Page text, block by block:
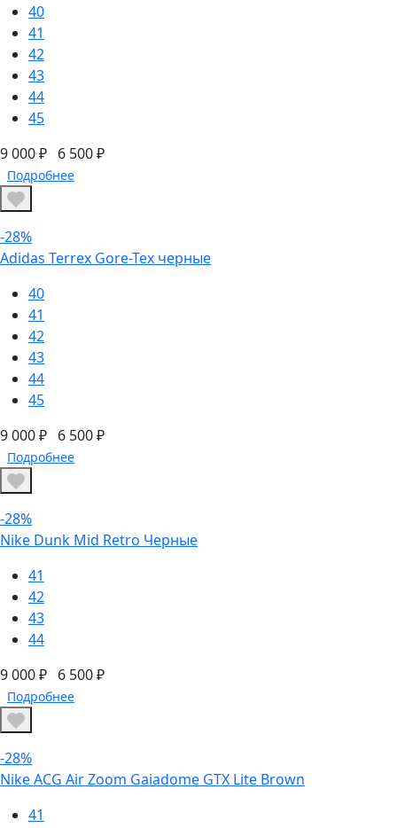
40
41
42
43
44
45
9 000 ₽ 6 500 ₽
Подробнее
-28%
Adidas Terrex Gore-Tex черные
40
41
42
43
44
45
9 000 ₽ 6 500 ₽
Подробнее
-28%
Nike Dunk Mid Retro Черные
41
42
43
44
9 000 ₽ 6 500 ₽
Подробнее
-28%
Nike ACG Air Zoom Gaiadome GTX Lite Brown
41